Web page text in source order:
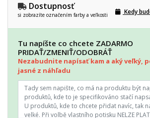
Dostupnosť
si zobrazíte označením farby a veľkosti Kedy
Tu napíšte co chcete ZADARMO
PRIDAŤ/ZMENIŤ/ODOBRÁŤ
Nezabudnite napísať kam a aký veľký,
jasné z náhľadu